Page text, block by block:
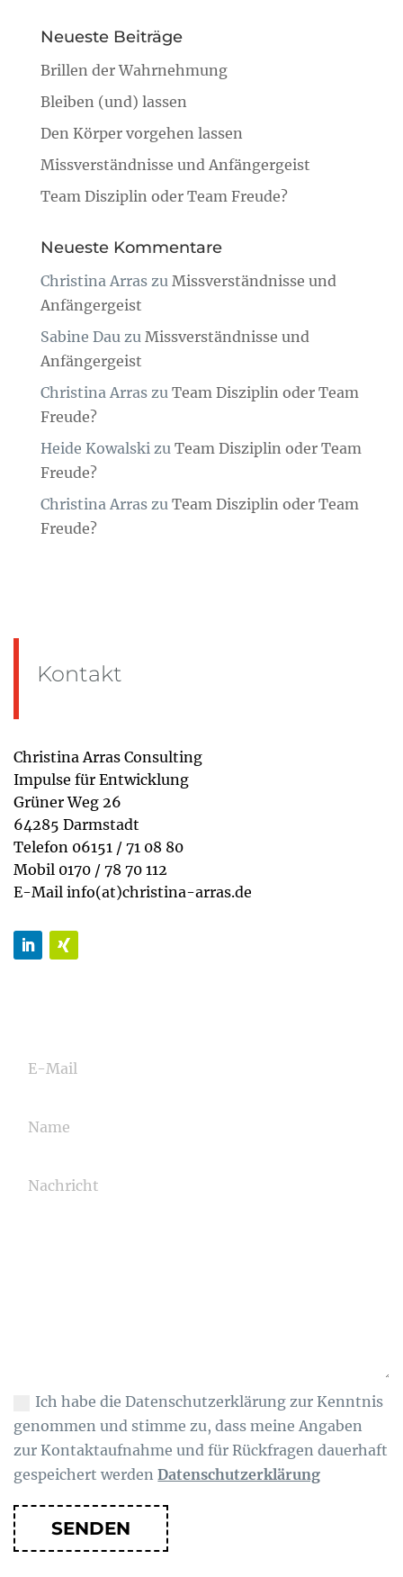
Neueste Beiträge
Brillen der Wahrnehmung
Bleiben (und) lassen
Den Körper vorgehen lassen
Missverständnisse und Anfängergeist
Team Disziplin oder Team Freude?
Neueste Kommentare
Christina Arraszu Missverständnisse und
Anfängergeist
Sabine Dauzu Missverständnisse und
Anfängergeist
Christina Arraszu Team Disziplin oder Team
Freude?
Heide Kowalskizu Team Disziplin oder Team
Freude?
Christina Arraszu Team Disziplin oder Team
Freude?
Kontakt
Christina Arras Consulting
Impulse für Entwicklung
Grüner Weg 26
64285 Darmstadt
Telefon 06151 / 71 08 80
Mobil 0170 / 78 70 112
E-Mail info(at)christina-arras.de
Ich habe die Datenschutzerklärung zur Kenntnis
genommen und stimme zu, dass meine Angaben
zur Kontaktaufnahme und für Rückfragen dauerhaft
gespeichert werdenDatenschutzerklärung
SENDEN